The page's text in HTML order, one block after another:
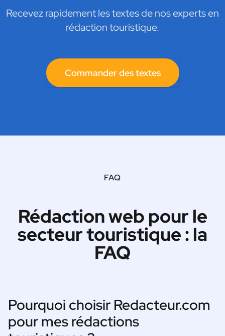
Recevez rapidement les textes de nos experts en
rédaction touristique.
Commander des textes
FAQ
Rédaction web pour le
secteur touristique : la
FAQ
Pourquoi choisir Redacteur.com
pour mes rédactions